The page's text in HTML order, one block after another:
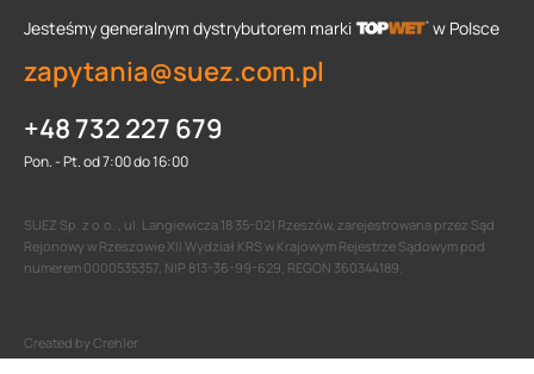
Jesteśmy generalnym dystrybutorem marki w Polsce
zapytania@suez.com.pl
+48 732 227 679
Pon. - Pt. od 7:00 do 16:00
SUEZ Sp. z o.o. , ul. Langiewicza 18 35-021 Rzeszów, zarejestrowana przez Sąd
Rejonowy w Rzeszowie XII Wydział KRS w Krajowym Rejestrze Sądowym pod
numerem 0000535357, NIP 813-36-99-629, REGON 360344189.
Created by Crehler